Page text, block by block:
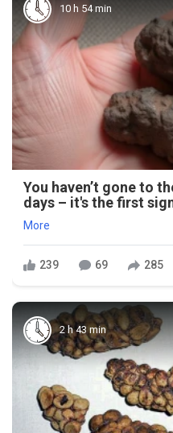
10 h 54 min
You haven’t gone to
days – it's the first
More
239 69 285
2 h 43 min